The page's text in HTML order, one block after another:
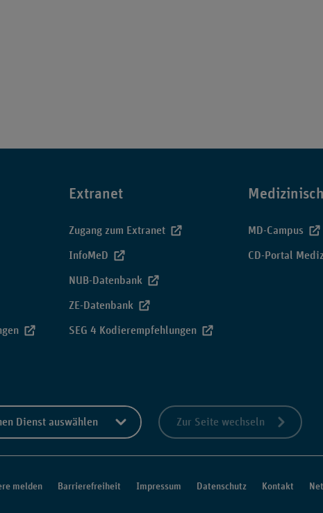
neuem
Extranet
Zugang zum Extranet
InfoMeD
NUB-Datenbank
ZE-Datenbank
SEG 4 Kodierempfehlungen
MD-Campus
CD-Portal
Zur Seite wechseln
melden Barrierefreiheit Impressum Datenschutz Kontakt